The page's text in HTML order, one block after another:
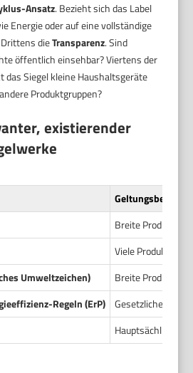
Ansatz. Bezieht sich das Label
Energie oder auf eine vollständige
Drittens dieTransparenz. Sind
öffentlich einsehbar? Viertens der
das Siegel kleine Haushaltsgeräte
Produktgruppen?
existierender
Geltungsbereich
Breite
Viele
Umweltzeichen)
Breite
Regeln (ErP)
Gesetzliche
Hauptsächlich IT-